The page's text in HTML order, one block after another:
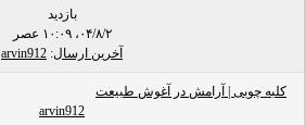
بازدید
۰۴/۸/۲، ۱۰:۰۹ عصر
آخرین ارسال:
arvin912
کلبه چوبی | آرامش در آغوش طبیعت
arvin912